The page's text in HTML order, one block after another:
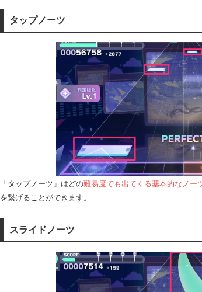
タップノーツ
「タップノーツ」はどの難易度でも出てくる基本的なノー
を繋げることができます。
スライドノーツ